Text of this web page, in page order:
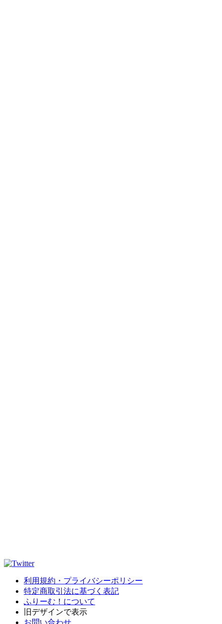
利用規約・プライバシーポリシー
特定商取引法に基づく表記
ふりーむ！について
旧デザインで表示
お問い合わせ